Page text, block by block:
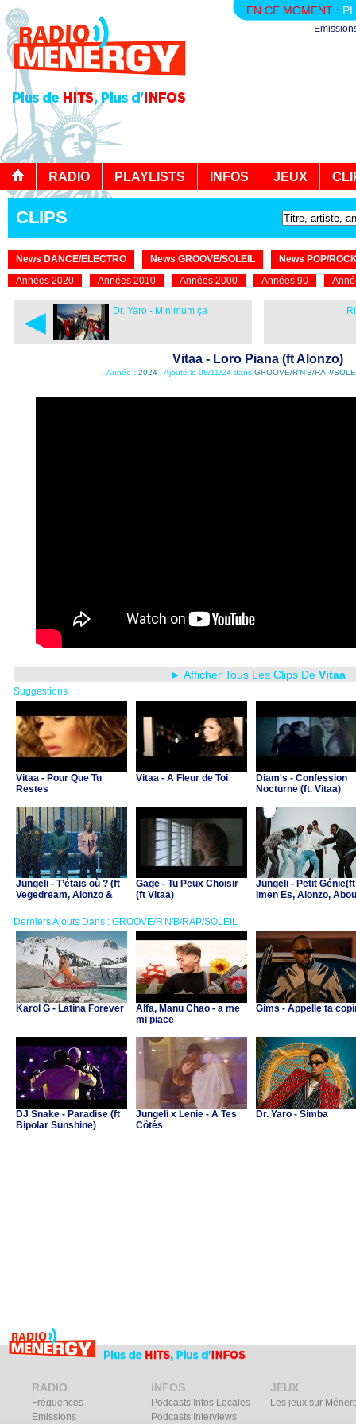
EN CE MOMENT :
RADIO PLAYLISTS INFOS JEUX
CLIPS
News DANCE/ELECTRO News GROOVE/SOLEIL
News POP/
Années 2020
Années 2010 Années 2000 Années 90
◄ Dr. Yaro - Minimum ça
Vitaa - Loro Piana (ft Alonzo)
Année : 2024 | Ajouté le 08/11/24 dans GROOVE/R'N'B/RAP/
► Afficher Tous Les Clips De Vitaa
Suggestions
Vitaa - Pour Que Tu
Restes
Vitaa - A Fleur de Toi
Diam's - Confession
Nocturne (ft. Vitaa)
Jungeli - T’étais où ? (ft
Vegedream, Alonzo &
Gage - Tu Peux Choisir
(ft Vitaa)
Jungeli - Petit Génie(ft
Imen Es, Alonzo, Abou
Derniers Ajouts Dans : GROOVE/R'N'B/RAP/SOLEIL
Karol G - Latina Forever
Alfa, Manu Chao - a me
mi piace
Gims - Appelle ta
DJ Snake - Paradise (ft
Bipolar Sunshine)
Jungeli x Lenie - À Tes
Côtés
Dr. Yaro - Simba
RADIO
Fréquences
Emissions
INFOS
Podcasts Infos Locales
Podcasts Interviews
JEUX
Les jeux sur